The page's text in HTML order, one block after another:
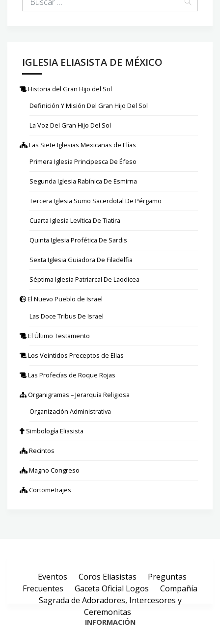
IGLESIA ELIASISTA DE MÉXICO
Historia del Gran Hijo del Sol
Definición Y Misión Del Gran Hijo Del Sol
La Voz Del Gran Hijo Del Sol
Las Siete Iglesias Mexicanas de Elías
Primera Iglesia Principesca De Éfeso
Segunda Iglesia Rabínica De Esmirna
Tercera Iglesia Sumo Sacerdotal De Pérgamo
Cuarta Iglesia Levítica De Tiatira
Quinta Iglesia Profética De Sardis
Sexta Iglesia Guiadora De Filadelfia
Séptima Iglesia Patriarcal De Laodicea
El Nuevo Pueblo de Israel
Las Doce Tribus De Israel
El Último Testamento
Los Veintidos Preceptos de Elias
Las Profecías de Roque Rojas
Organigramas – Jerarquía Religiosa
Organización Administrativa
Simbología Eliasista
Recintos
Magno Congreso
Cortometrajes
Eventos Coros Eliasistas
Preguntas
Frecuentes
Gaceta Oficial Logos
Compañía
Sagrada de Adoradores, Intercesores y
Ceremonitas
INFORMACIÓN